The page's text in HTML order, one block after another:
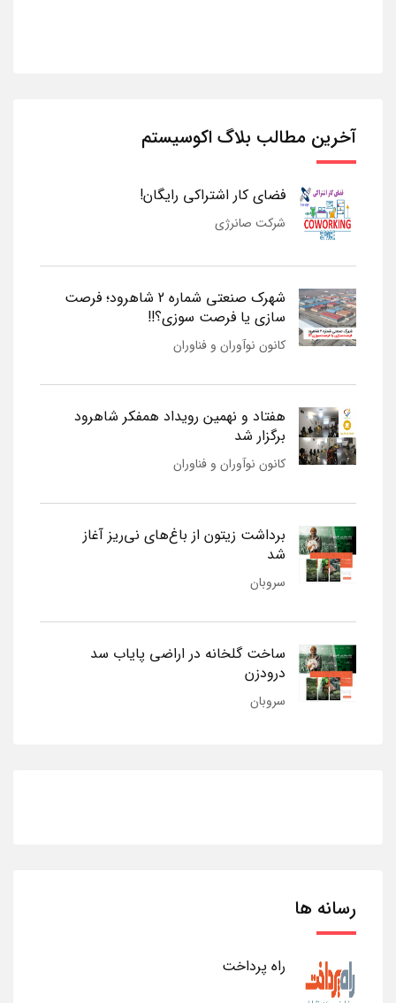
آخرین مطالب بلاگ اکوسیستم
فضای کار اشتراکی رایگان!
شرکت صانرژی
شهرک صنعتی شماره 2 شاهرود؛ فرصت
سازی یا فرصت سوزی؟!!
کانون نوآوران و فناوران
هفتاد و نهمین رویداد همفکر شاهرود
برگزار شد
کانون نوآوران و فناوران
برداشت زیتون از باغ‌های نی‌ریز آغاز
شد
سروبان
ساخت گلخانه در اراضی پایاب سد
درودزن
سروبان
رسانه ها
راه پرداخت